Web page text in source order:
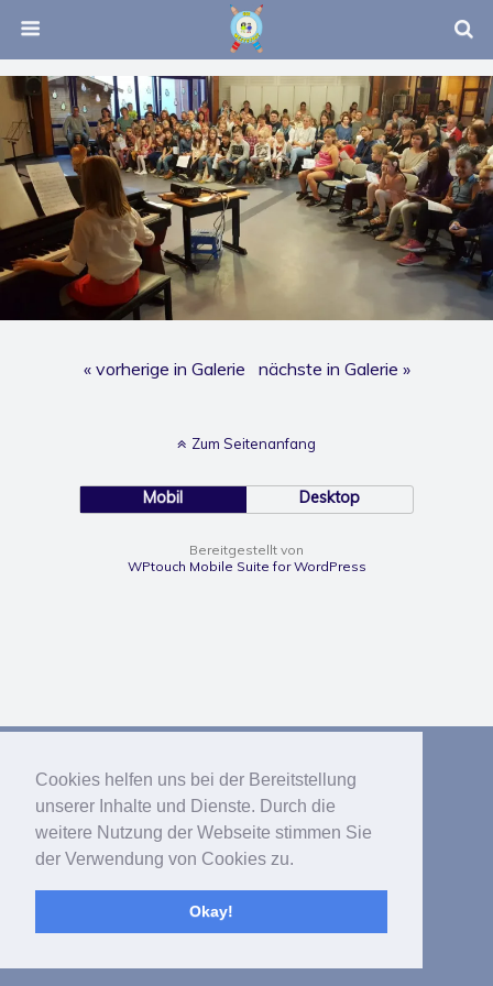
Cookies helfen uns bei der Bereitstellung
unserer Inhalte und Dienste. Durch die
weitere Nutzung der Webseite stimmen Sie
der Verwendung von Cookies zu.
Okay!
« vorherige in Galerie nächste in Galerie »
Zum Seitenanfang
Mobil Desktop
Bereitgestellt von
WPtouch Mobile Suite for WordPress